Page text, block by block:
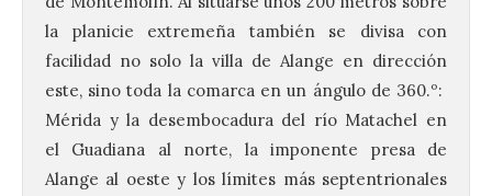
la planicie extremeña también se divisa con
facilidad no solo la villa de Alange en dirección
este, sino toda la comarca en un ángulo de 360.º:
Mérida y la desembocadura del río Matachel en
el Guadiana al norte, la imponente presa de
Alange al oeste y los límites más septentrionales